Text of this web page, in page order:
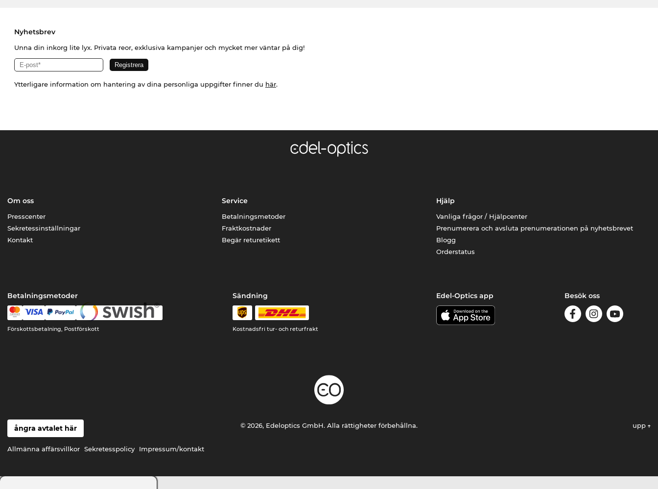
Nyhetsbrev
Unna din inkorg lite lyx. Privata reor, exklusiva kampanjer och mycket mer väntar på dig!
Ytterligare information om hantering av dina personliga uppgifter finner du här.
Om oss
Presscenter
Sekretessinställningar
Kontakt
Service
Betalningsmetoder
Fraktkostnader
Begär returetikett
Hjälp
Vanliga frågor / Hjälpcenter
Prenumerera och avsluta prenumerationen på nyhetsbrevet
Blogg
Orderstatus
Betalningsmetoder
Förskottsbetalning, Postförskott
Sändning
Kostnadsfri tur- och returfrakt
Edel-Optics app Besök oss
ångra avtalet här
Allmänna affärsvillkor Sekretesspolicy Impressum/kontakt
© 2026, Edeloptics GmbH. Alla rättigheter förbehållna. upp